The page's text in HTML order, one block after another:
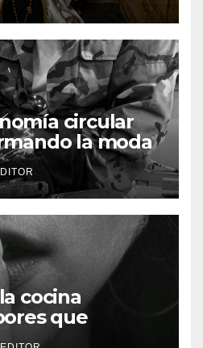
circular
la moda
cocina
que